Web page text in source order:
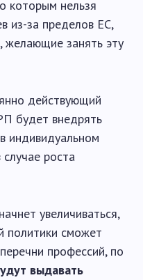
которым нельзя
из-за пределов ЕС,
желающие занять эту
действующий
будет внедрять
индивидуальном
роста
увеличиваться,
политики сможет
профессий, по
выдавать